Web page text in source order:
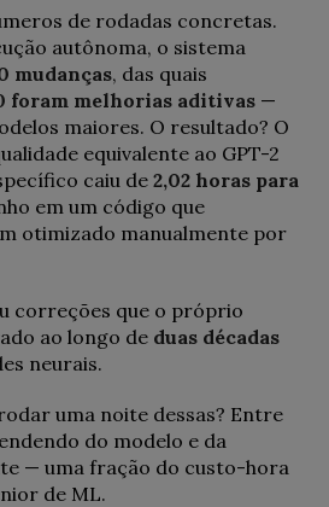
de rodadas concretas.
autônoma, o sistema
mudanças, das quais
foram melhorias aditivas —
maiores. O resultado? O
equivalente ao GPT-2
caiu de 2,02 horas para
em um código que
otimizado manualmente por
correções que o próprio
ao longo de duas décadas
neurais.
uma noite dessas? Entre
do modelo e da
— uma fração do custo-hora
de ML.